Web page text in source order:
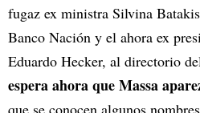
fugaz ex ministra Silvina
Banco Nación y el ahora ex
Eduardo Hecker, al directorio
espera ahora que Massa